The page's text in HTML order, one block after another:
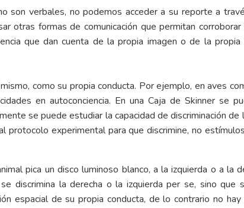
son verbales, no podemos acceder a su reporte a
otras formas de comunicación que permitan
que dan cuenta de la propia imagen o de la
como su propia conducta. Por ejemplo, en aves
en autoconciencia. En una Caja de Skinner se
se puede estudiar la capacidad de discriminación de
experimental para que discrimine, no
pica un disco luminoso blanco, a la izquierda o a la
discrimina la derecha o la izquierda per se, sino que
espacial de su propia conducta, de lo contrario no hay